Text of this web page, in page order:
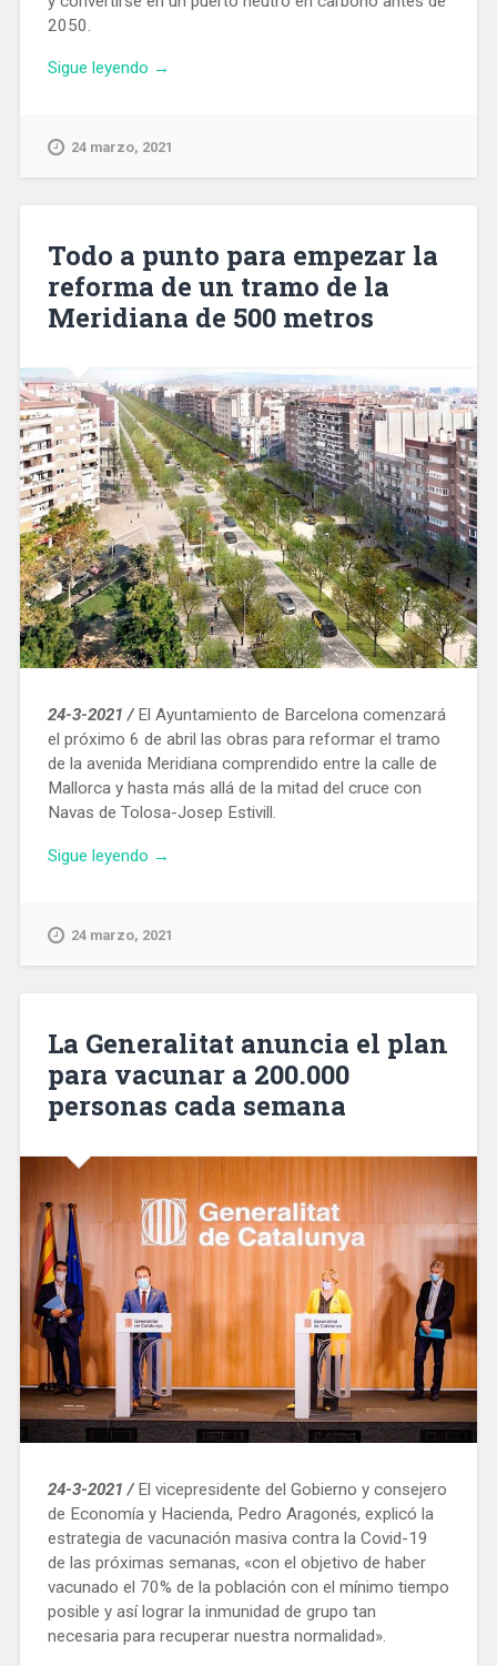
2050.
Sigue leyendo «Paso
lograr
muelles
del
Puerto
→
24 marzo, 2021
Todo a punto para empezar la
reforma de un tramo de la
Meridiana de 500 metros
24-3-2021 /El Ayuntamiento de Barcelona comenzará
el próximo 6 de abril las obras para reformar el tramo
de la avenida Meridiana comprendido entre la calle de
Mallorca y hasta más allá de la mitad del cruce con
Navas de Tolosa-Josep Estivill.
Sigue leyendo «Todo
para
un
tramo
de
500
metros»
→
24 marzo, 2021
La Generalitat anuncia el plan
para vacunar a 200.000
personas cada semana
24-3-2021 /El vicepresidente del Gobierno y consejero
de Economía y Hacienda, Pedro Aragonés, explicó la
estrategia de vacunación masiva contra la Covid-19
de las próximas semanas, «con el objetivo de haber
vacunado el 70% de la población con el mínimo tiempo
posible y así lograr la inmunidad de grupo tan
necesaria para recuperar nuestra normalidad».